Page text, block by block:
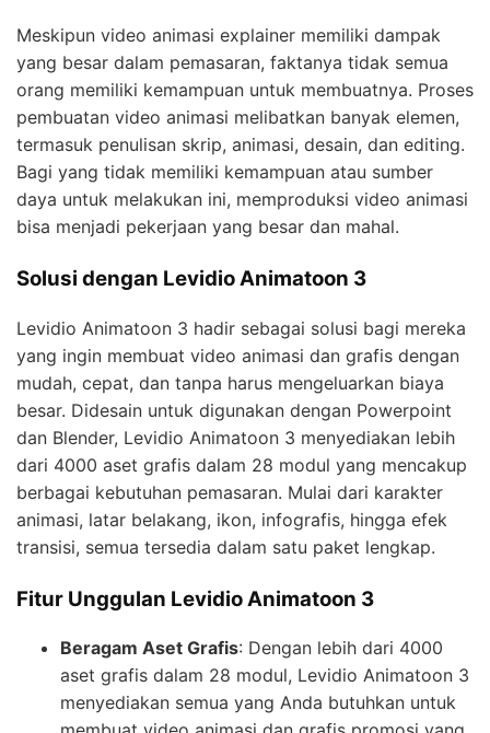
Meskipun video animasi explainer memiliki dampak
yang besar dalam pemasaran, faktanya tidak semua
orang memiliki kemampuan untuk membuatnya. Proses
pembuatan video animasi melibatkan banyak elemen,
termasuk penulisan skrip, animasi, desain, dan editing.
Bagi yang tidak memiliki kemampuan atau sumber
daya untuk melakukan ini, memproduksi video animasi
bisa menjadi pekerjaan yang besar dan mahal.
Solusi dengan Levidio Animatoon 3
Levidio Animatoon 3 hadir sebagai solusi bagi mereka
yang ingin membuat video animasi dan grafis dengan
mudah, cepat, dan tanpa harus mengeluarkan biaya
besar. Didesain untuk digunakan dengan Powerpoint
dan Blender, Levidio Animatoon 3 menyediakan lebih
dari 4000 aset grafis dalam 28 modul yang mencakup
berbagai kebutuhan pemasaran. Mulai dari karakter
animasi, latar belakang, ikon, infografis, hingga efek
transisi, semua tersedia dalam satu paket lengkap.
Fitur Unggulan Levidio Animatoon 3
Beragam Aset Grafis: Dengan lebih dari 4000
aset grafis dalam 28 modul, Levidio Animatoon 3
menyediakan semua yang Anda butuhkan untuk